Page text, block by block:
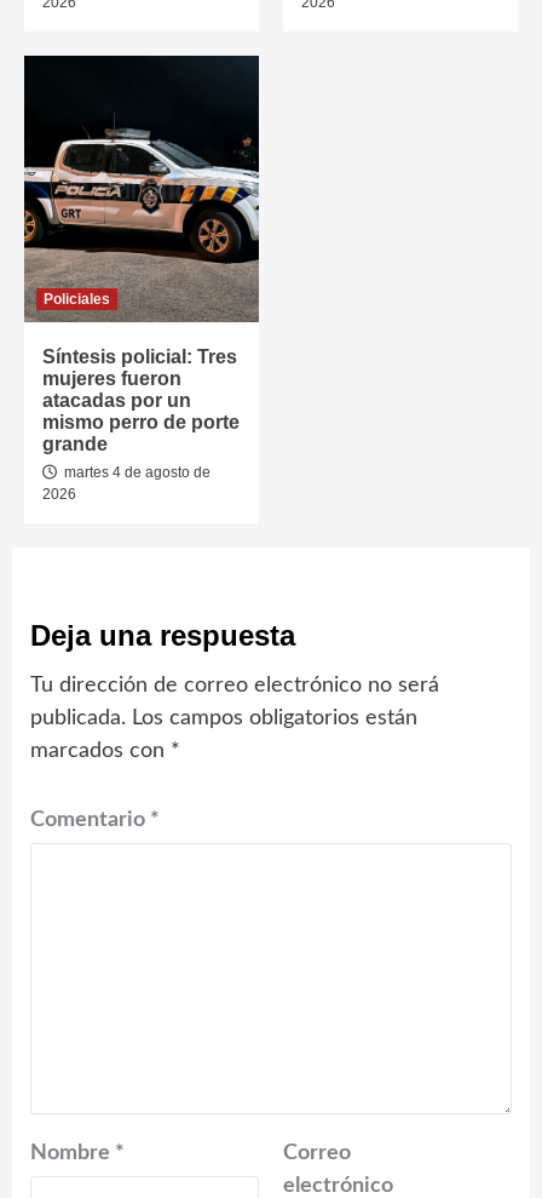
Policiales
Síntesis policial: Tres
mujeres fueron
atacadas por un
mismo perro de porte
grande
martes 4 de agosto de
2026
Deja una respuesta
Tu dirección de correo electrónico no será
publicada. Los campos obligatorios están
marcados con *
Comentario *
Nombre *
Correo
electrónico